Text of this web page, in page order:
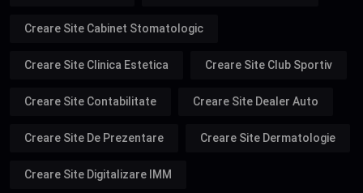
Creare Site Cabinet Stomatologic
Creare Site Clinica Estetica Creare Site Club Sportiv
Creare Site Contabilitate Creare Site Dealer Auto
Creare Site De Prezentare Creare Site Dermatologie
Creare Site Digitalizare IMM